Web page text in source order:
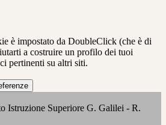
è impostato da DoubleClick (che è di
a costruire un profilo dei tuoi
pertinenti su altri siti.
Istruzione Superiore G. Galilei - R.